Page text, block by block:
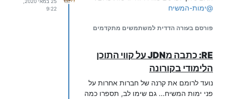
@ימות-המשיח
פורסם בעזרה הדדית למשתמשים מתקדמים
9:22
RE: כתבה מJDN על קווי התוכן
הלימודי בקורונה
נועד לרומם את קרנה של חברות אחרות על
פני ימות המשיח... גם שימו לב, תספרו כמה